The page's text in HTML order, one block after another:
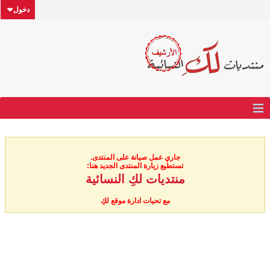
دخول
جاري عمل صيانة على المنتدى.
تستطيع زيارة المنتدى الجديد هنا:
منتديات لكِ النسائية
مع تحيات ادارة موقع لكِ